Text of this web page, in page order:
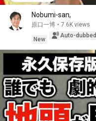
Nobumi-san,
原口一博 • 7.6K views
New
Auto-dubbed